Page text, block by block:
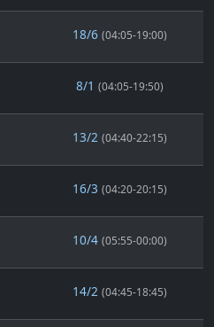
18/6 (04:05-19:00)
8/1 (04:05-19:50)
13/2 (04:40-22:15)
16/3 (04:20-20:15)
10/4 (05:55-00:00)
14/2 (04:45-18:45)